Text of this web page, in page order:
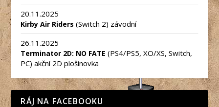
20.11.2025
Kirby Air Riders (Switch 2) závodní
26.11.2025
Terminator 2D: NO FATE (PS4/PS5, XO/XS, Switch,
PC) akční 2D plošinovka
RÁJ NA FACEBOOKU